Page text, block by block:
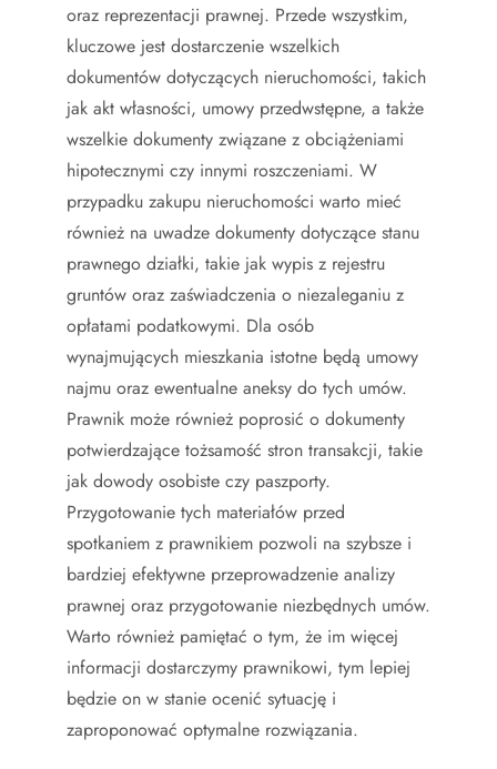
oraz reprezentacji prawnej. Przede wszystkim,
kluczowe jest dostarczenie wszelkich
dokumentów dotyczących nieruchomości, takich
jak akt własności, umowy przedwstępne, a także
wszelkie dokumenty związane z obciążeniami
hipotecznymi czy innymi roszczeniami. W
przypadku zakupu nieruchomości warto mieć
również na uwadze dokumenty dotyczące stanu
prawnego działki, takie jak wypis z rejestru
gruntów oraz zaświadczenia o niezaleganiu z
opłatami podatkowymi. Dla osób
wynajmujących mieszkania istotne będą umowy
najmu oraz ewentualne aneksy do tych umów.
Prawnik może również poprosić o dokumenty
potwierdzające tożsamość stron transakcji, takie
jak dowody osobiste czy paszporty.
Przygotowanie tych materiałów przed
spotkaniem z prawnikiem pozwoli na szybsze i
bardziej efektywne przeprowadzenie analizy
prawnej oraz przygotowanie niezbędnych umów.
Warto również pamiętać o tym, że im więcej
informacji dostarczymy prawnikowi, tym lepiej
będzie on w stanie ocenić sytuację i
zaproponować optymalne rozwiązania.